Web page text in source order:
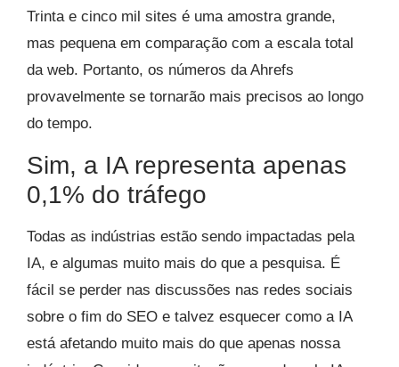
Trinta e cinco mil sites é uma amostra grande,
mas pequena em comparação com a escala total
da web. Portanto, os números da Ahrefs
provavelmente se tornarão mais precisos ao longo
do tempo.
Sim, a IA representa apenas
0,1% do tráfego
Todas as indústrias estão sendo impactadas pela
IA, e algumas muito mais do que a pesquisa. É
fácil se perder nas discussões nas redes sociais
sobre o fim do SEO e talvez esquecer como a IA
está afetando muito mais do que apenas nossa